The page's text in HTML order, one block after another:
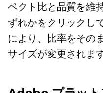
ペクト比と品質を維
ずれかをクリックし
により、比率をその
サイズが変更されます